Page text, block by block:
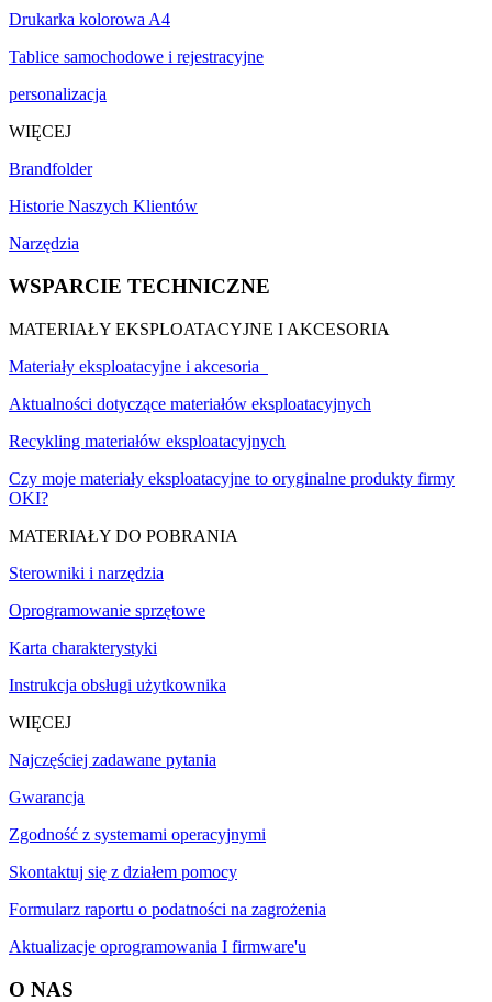
Drukarka kolorowa A4
Tablice samochodowe i rejestracyjne
personalizacja
WIĘCEJ
Brandfolder
Historie Naszych Klientów
Narzędzia
WSPARCIE TECHNICZNE
MATERIAŁY EKSPLOATACYJNE I AKCESORIA
Materiały eksploatacyjne i akcesoria
Aktualności dotyczące materiałów eksploatacyjnych
Recykling materiałów eksploatacyjnych
Czy moje materiały eksploatacyjne to oryginalne produkty firmy
OKI?
MATERIAŁY DO POBRANIA
Sterowniki i narzędzia
Oprogramowanie sprzętowe
Karta charakterystyki
Instrukcja obsługi użytkownika
WIĘCEJ
Najczęściej zadawane pytania
Gwarancja
Zgodność z systemami operacyjnymi
Skontaktuj się z działem pomocy
Formularz raportu o podatności na zagrożenia
Aktualizacje oprogramowania I firmware'u
O NAS